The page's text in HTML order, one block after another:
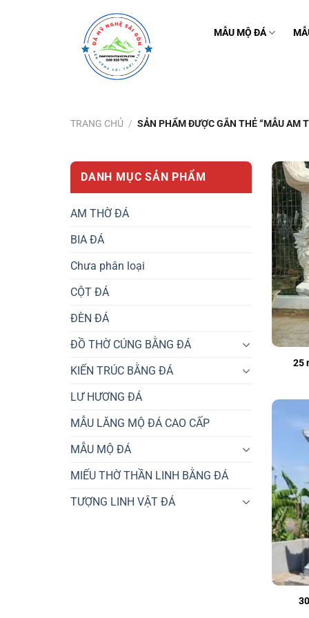
MẪU MỘ ĐÁ
TRANG CHỦ / SẢN PHẨM ĐƯỢC GẮN THẺ “MẪU AM
DANH MỤC SẢN PHẨM
AM THỜ ĐÁ
BIA ĐÁ
Chưa phân loại
CỘT ĐÁ
ĐÈN ĐÁ
ĐỒ THỜ CÚNG BẰNG ĐÁ
KIẾN TRÚC BẰNG ĐÁ
LƯ HƯƠNG ĐÁ
MẪU LĂNG MỘ ĐÁ CAO CẤP
MẪU MỘ ĐÁ
MIẾU THỜ THẦN LINH BẰNG ĐÁ
TƯỢNG LINH VẬT ĐÁ
25